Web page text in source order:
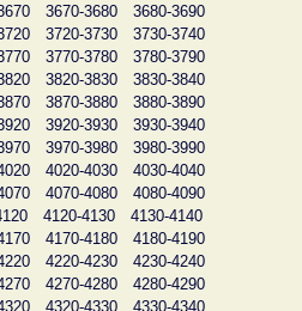
3670-3680
3680-3690
3720-3730
3730-3740
3770-3780
3780-3790
3820-3830
3830-3840
3870-3880
3880-3890
3920-3930
3930-3940
3970-3980
3980-3990
4020-4030
4030-4040
4070-4080
4080-4090
4120-4130
4130-4140
4170-4180
4180-4190
4220-4230
4230-4240
4270-4280
4280-4290
4320-4330
4330-4340